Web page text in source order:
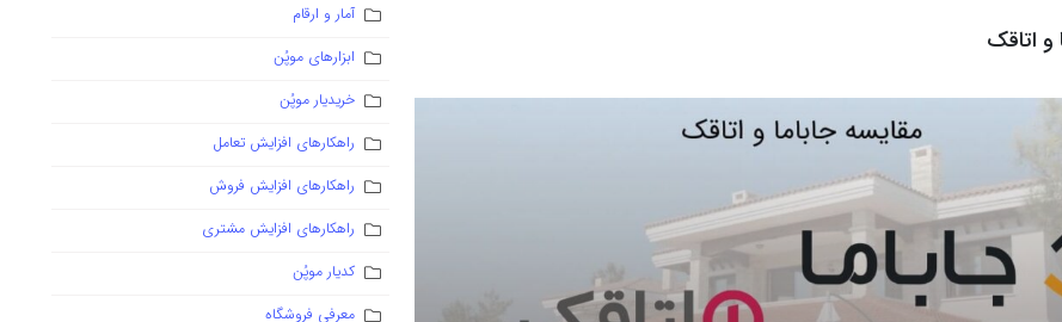
و اتاقک
آمار و ارقام
ابزارهای موپُن
خریدیار موپُن
راهکارهای افزایش تعامل
راهکارهای افزایش فروش
راهکارهای افزایش مشتری
کدیار موپُن
معرفی فروشگاه